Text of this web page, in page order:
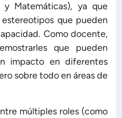
y Matemáticas), ya que
que pueden
Como docente,
que pueden
impacto en diferentes
sobre todo en áreas de
múltiples roles (como